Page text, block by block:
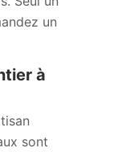
un
à
sont